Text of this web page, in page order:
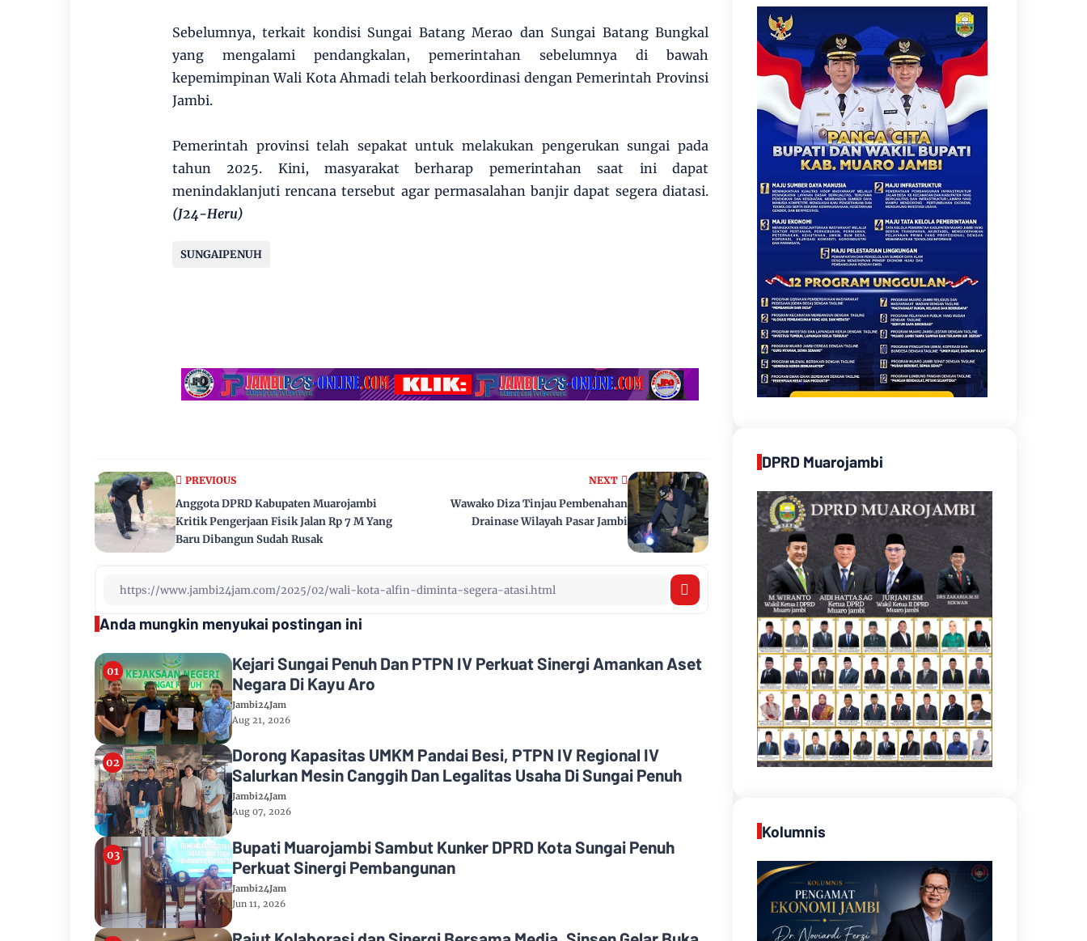
Sebelumnya, terkait kondisi Sungai Batang Merao dan Sungai Batang Bungkal
yang mengalami pendangkalan, pemerintahan sebelumnya di bawah
kepemimpinan Wali Kota Ahmadi telah berkoordinasi dengan Pemerintah Provinsi
Jambi.
Pemerintah provinsi telah sepakat untuk melakukan pengerukan sungai pada
tahun 2025. Kini, masyarakat berharap pemerintahan saat ini dapat
menindaklanjuti rencana tersebut agar permasalahan banjir dapat segera diatasi.
(J24-Heru)
SUNGAIPENUH
NEXT
Wawako Diza Tinjau Pembenahan
Drainase Wilayah Pasar Jambi
PREVIOUS
Anggota DPRD Kabupaten Muarojambi
Kritik Pengerjaan Fisik Jalan Rp 7 M Yang
Baru Dibangun Sudah Rusak
Anda mungkin menyukai postingan ini
Kejari Sungai Penuh Dan PTPN IV Perkuat Sinergi Amankan Aset
Negara Di Kayu Aro
Jambi24Jam
Aug 21, 2026
Dorong Kapasitas UMKM Pandai Besi, PTPN IV Regional IV
Salurkan Mesin Canggih Dan Legalitas Usaha Di Sungai Penuh
Jambi24Jam
Aug 07, 2026
Bupati Muarojambi Sambut Kunker DPRD Kota Sungai Penuh
Perkuat Sinergi Pembangunan
Jambi24Jam
Jun 11, 2026
DPRD Muarojambi
Kolumnis